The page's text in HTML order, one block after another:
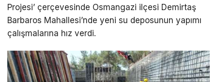
Projesi’ çerçevesinde Osmangazi ilçesi Demirtaş
Barbaros Mahallesi’nde yeni su deposunun yapımı
çalışmalarına hız verdi.